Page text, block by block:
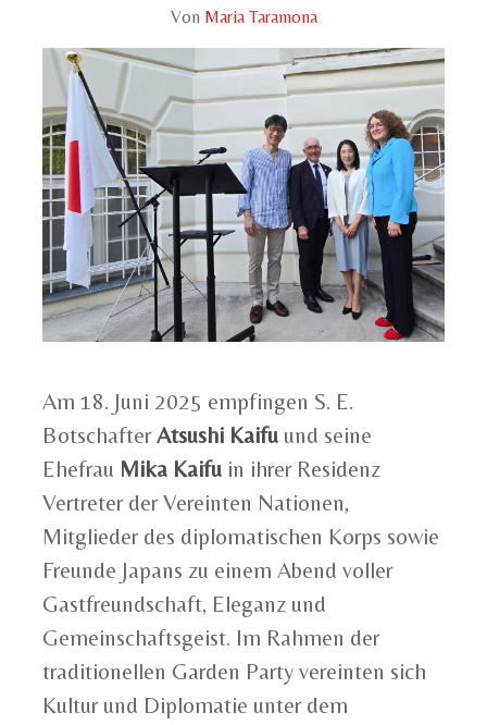
Von Maria Taramona
Am 18. Juni 2025 empfingen S. E.
BotschafterAtsushi Kaifu und seine
Ehefrau Mika Kaifu in ihrer Residenz
Vertreter der Vereinten Nationen,
Mitglieder des diplomatischen Korps sowie
Freunde Japans zu einem Abend voller
Gastfreundschaft, Eleganz und
Gemeinschaftsgeist. Im Rahmen der
traditionellen Garden Party vereinten sich
Kultur und Diplomatie unter dem